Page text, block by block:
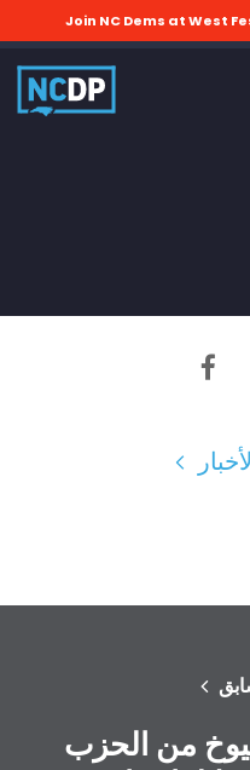
Join NC Dems at West
من الحزب